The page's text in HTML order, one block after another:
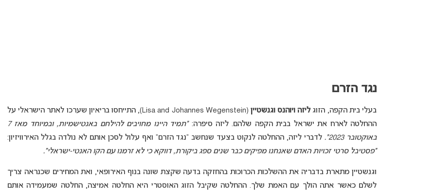
נגד הזרם
בעלי בית הקפה, הזוגליזה ויוהנס וגנשטיין
(Lisa and Johannes Wegenstein), התייחסו בריאיון שערכו לאתר הישראלי על
ההחלטה לארח את ישראל בבית הקפה שלהם. ליזה סיפרה:
“תמיד היינו מחויבים להילחם באנטישמיות, ובמיוחד מאז 7
באוקטובר 2023”.
לדברי ליזה, ההחלטה לנקוט בצעד שנחשב “נגד הזרם” ואף עלול לסכן אותם לא נולדה בגלל האירוויזיון:
“פסטיבל סרטי זכויות האדם שאנחנו מפיקים כבר שנים ספג ביקורת, דווקא כי לא זרמנו עם הקו האנטי-ישראלי”.
וגנשטיין מתארת בדבריה את ההשלכות הכרוכות בהחזקה בדעה שקצת שונה בנוף האירופאי, ואת המחירים שכנראה צריך
לשלם כאשר אתה הולך עם האמת שלך. ההחלטה שקיבל הזוג האוסטרי היא החלטה אמיצה, החלטה שמעמידה אותם